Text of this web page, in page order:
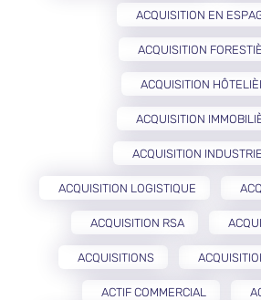
ACQUISITION EN
ACQUISITION
ACQUISITION
ACQUISITION
ACQUISITION
ACQUISITION LOGISTIQUE
ACQUISITION RSA
ACQUISITIONS
ACTIF COMMERCIAL